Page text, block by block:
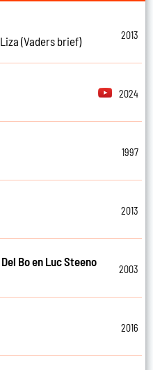
(Vaders brief)
2013
2024
1997
2013
Bo en Luc Steeno
2003
2016